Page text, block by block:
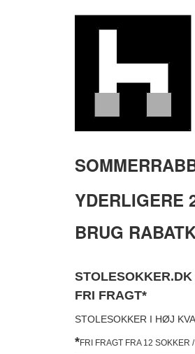
YDERLIGERE
BRUG
STOLESOKKER.DK
FRI FRAGT*
STOLESOKKER I HØJ
*FRI FRAGT FRA 12 SOKKER